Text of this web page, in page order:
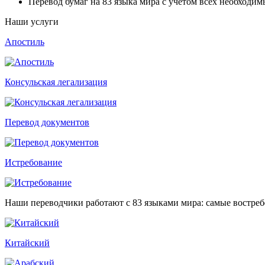
Наши услуги
Апостиль
Консульская легализация
Перевод документов
Истребование
Наши переводчики работают с 83 языками мира: самые
Китайский